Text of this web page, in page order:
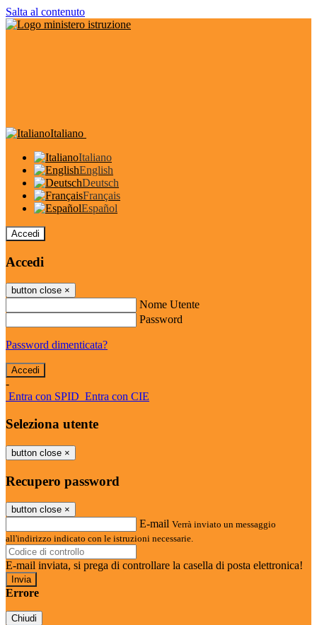
Salta al contenuto
Italiano
Italiano
English
Deutsch
Français
Español
Accedi
Accedi
button close ×
Nome Utente
Password
Password dimenticata?
-
Entra con SPID Entra con CIE
Seleziona utente
button close ×
Recupero password
button close ×
E-mail Verrà inviato un messaggio
all'indirizzo indicato con le istruzioni necessarie.
E-mail inviata, si prega di controllare la casella di posta elettronica!
Errore
Chiudi